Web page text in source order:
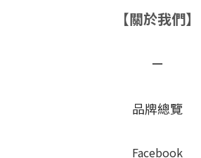
【關於我們】
－
品牌總覽
Facebook